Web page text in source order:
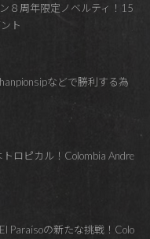
８周年限定ノベルティ！15
ト
などで勝利する為
ロピカル！Colombia Andre
Paraísoの新たな挑戦！Colo